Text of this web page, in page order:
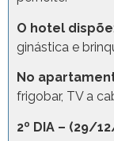
O hotel dispõe
ginástica e
No
frigobar, TV a
2º DIA – (29/